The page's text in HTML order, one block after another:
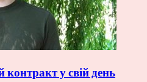
у свій день